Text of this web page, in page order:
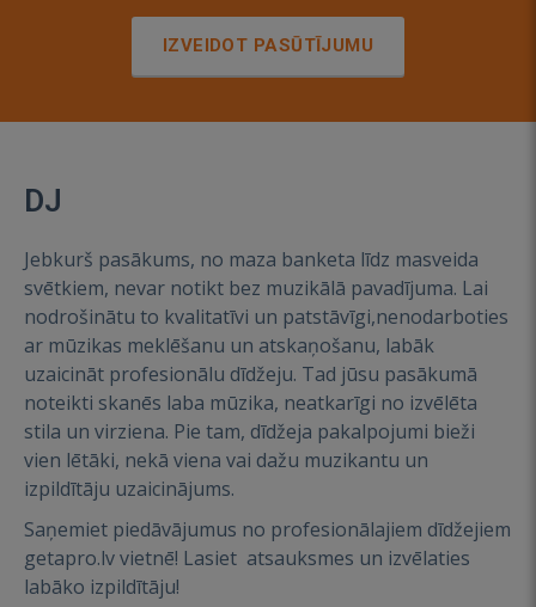
IZVEIDOT PASŪTĪJUMU
DJ
Jebkurš pasākums, no maza banketa līdz masveida
svētkiem, nevar notikt bez muzikālā pavadījuma. Lai
nodrošinātu to kvalitatīvi un patstāvīgi,nenodarboties
ar mūzikas meklēšanu un atskaņošanu, labāk
uzaicināt profesionālu dīdžeju. Tad jūsu pasākumā
noteikti skanēs laba mūzika, neatkarīgi no izvēlēta
stila un virziena. Pie tam, dīdžeja pakalpojumi bieži
vien lētāki, nekā viena vai dažu muzikantu un
izpildītāju uzaicinājums.
Saņemiet piedāvājumus no profesionālajiem dīdžejiem
getapro.lv vietnē! Lasiet atsauksmes un izvēlaties
labāko izpildītāju!